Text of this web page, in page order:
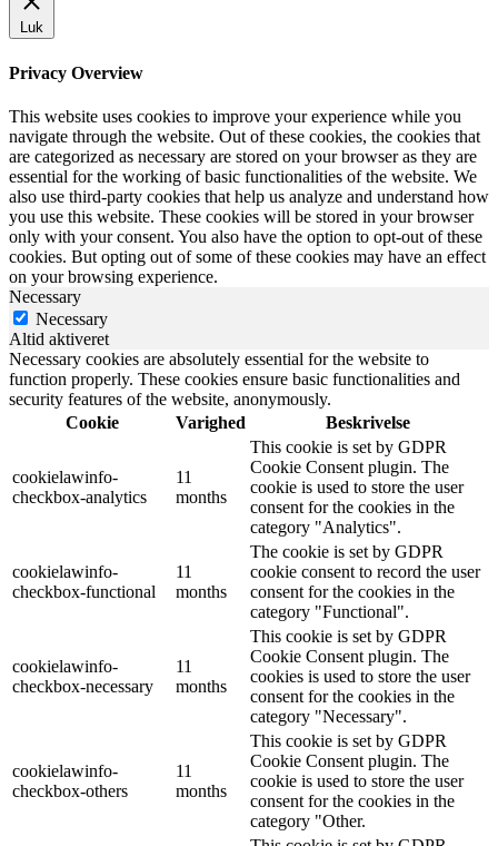
Luk
Privacy Overview
This website uses cookies to improve your experience while you
navigate through the website. Out of these cookies, the cookies that
are categorized as necessary are stored on your browser as they are
essential for the working of basic functionalities of the website. We
also use third-party cookies that help us analyze and understand how
you use this website. These cookies will be stored in your browser
only with your consent. You also have the option to opt-out of these
cookies. But opting out of some of these cookies may have an effect
on your browsing experience.
Necessary
Necessary
Altid aktiveret
Necessary cookies are absolutely essential for the website to
function properly. These cookies ensure basic functionalities and
security features of the website, anonymously.
Cookie
Varighed Beskrivelse
cookielawinfo-
checkbox-analytics
11
months
This cookie is set by GDPR
Cookie Consent plugin. The
cookie is used to store the user
consent for the cookies in the
category "Analytics".
cookielawinfo-
checkbox-functional
11
months
The cookie is set by GDPR
cookie consent to record the user
consent for the cookies in the
category "Functional".
cookielawinfo-
checkbox-necessary
11
months
This cookie is set by GDPR
Cookie Consent plugin. The
cookies is used to store the user
consent for the cookies in the
category "Necessary".
cookielawinfo-
checkbox-others
11
months
This cookie is set by GDPR
Cookie Consent plugin. The
cookie is used to store the user
consent for the cookies in the
category "Other.